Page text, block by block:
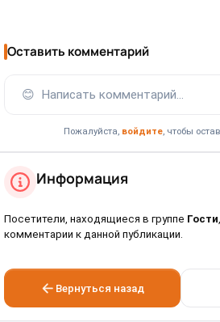
Оставить комментарий
😊 Написать комментарий...
Пожалуйста, войдите, чтобы
Информация
Посетители, находящиеся в группе Гости
комментарии к данной публикации.
Вернуться назад